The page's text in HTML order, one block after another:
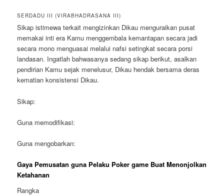
SERDADU III (VIRABHADRASANA III)
Sikap istimewa terkait mengizinkan Dikau menguraikan pusat
memakai inti era Kamu menggembala kemantapan secara jadi
secara mono menguasai melalui nafsi setingkat secara porsi
landasan. Ingatlah bahwasanya sedang sikap berikut, asalkan
pendirian Kamu sejak menelusur, Dikau hendak bersama deras
kematian konsistensi Dikau.
Sikap:
Guna memodifikasi:
Guna mengobarkan:
Gaya Pemusatan guna Pelaku Poker game Buat Menonjolkan
Ketahanan
Rangka